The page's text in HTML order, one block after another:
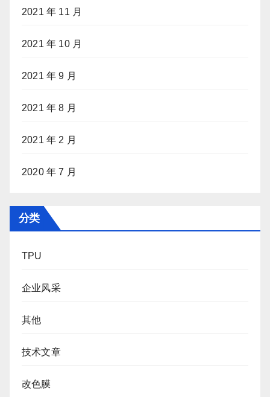
2021 年 11 月
2021 年 10 月
2021 年 9 月
2021 年 8 月
2021 年 2 月
2020 年 7 月
分类
TPU
企业风采
其他
技术文章
改色膜